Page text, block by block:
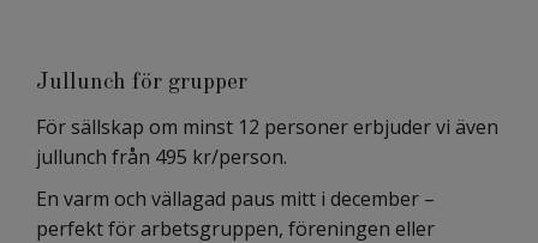
Jullunch för grupper
För sällskap om minst 12 personer erbjuder vi även
jullunch från 495 kr/person.
En varm och vällagad paus mitt i december –
perfekt för arbetsgruppen, föreningen eller